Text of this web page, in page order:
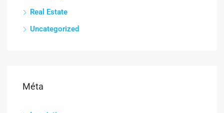
Real Estate
Uncategorized
Méta